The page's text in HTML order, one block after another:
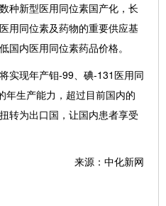
种新型医用同位素国产化，长
用同位素及药物的重要供应基
国内医用同位素药品价格。
实现年产钼-99、碘-131医用同
年生产能力，超过目前国内的
转为出口国，让国内患者享受
来源：中化新网